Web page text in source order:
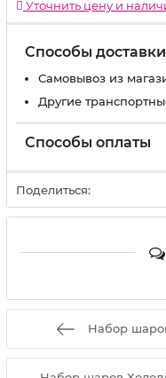
Уточнить цену и
Способы доставки
Самовывоз из
Другие
Способы оплаты
Поделиться:
Набор